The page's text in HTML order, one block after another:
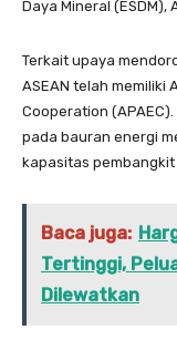
Daya Mineral (ESDM),
Terkait upaya
ASEAN telah memiliki
Cooperation
pada bauran energi
kapasitas
Baca juga:
Tertinggi,
Dilewatkan